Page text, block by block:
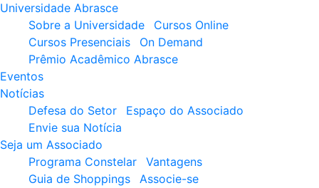
Universidade Abrasce
Sobre a Universidade
Cursos Online
Cursos Presenciais
On Demand
Prêmio Acadêmico Abrasce
Eventos
Notícias
Defesa do Setor
Espaço do Associado
Envie sua Notícia
Seja um Associado
Programa Constelar
Vantagens
Guia de Shoppings
Associe-se